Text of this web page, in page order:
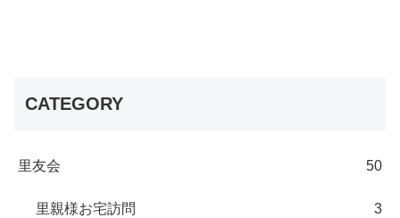
CATEGORY
里友会 50
里親様お宅訪問 3